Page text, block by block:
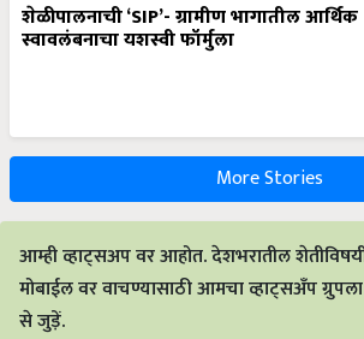
शेळीपालनाची ‘SIP’- ग्रामीण भागातील आर्थिक
स्वावलंबनाचा यशस्वी फॉर्मुला
More Stories
आम्ही व्हाट्सअप वर आहोत. देशभरातील
मोबाईल वर वाचण्यासाठी आमचा व्हाट्सअँप
से जुड़ें.